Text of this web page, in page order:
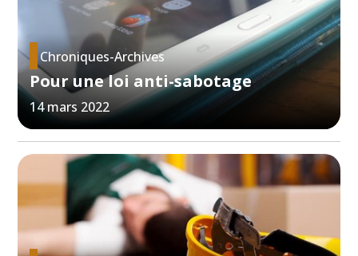
Chroniques-Archives
Pour une loi anti-sabotage
14 mars 2022